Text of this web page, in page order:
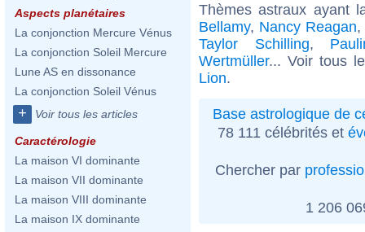
Aspects planétaires
La conjonction Mercure Vénus
La conjonction Soleil Mercure
Lune AS en dissonance
La conjonction Soleil Vénus
+ Voir tous les articles
Caractérologie
La maison VI dominante
La maison VII dominante
La maison VIII dominante
La maison IX dominante
Thèmes astraux ayant
Bellamy, Nancy Reagan,
Taylor Schilling,
Wertmüller... Voir tous
Lion.
Base astrologique de
78 111 célébrités et
Chercher par
1 206